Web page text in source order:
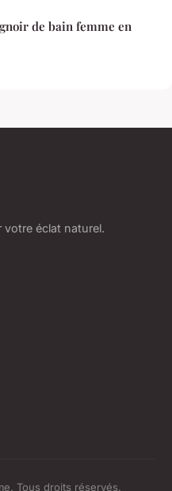
de bain femme en
votre éclat naturel.
Tous droits réservés.